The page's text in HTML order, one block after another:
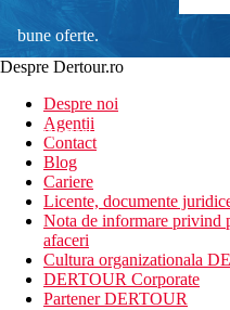
bune oferte.
newsletter!
Despre Dertour.ro
Despre noi
Agentii
Contact
Blog
Cariere
Licente, documente
Nota de informare privind
afaceri
Cultura organizationala
DERTOUR Corporate
Partener DERTOUR